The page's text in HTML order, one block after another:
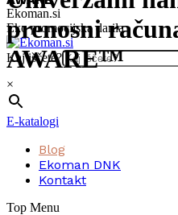
Skip
to
content
Ekoman.si
Eko promocijska darila
Kaj iščete?
×
E-katalogi
Blog
Ekoman DNK
Kontakt
Top Menu
prenosni
AWARE™